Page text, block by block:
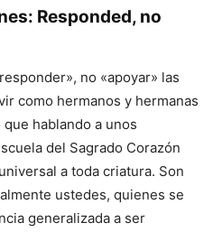
Responded, no
no «apoyar» las
como hermanos y hermanas
hablando a unos
del Sagrado Corazón
a toda criatura. Son
ustedes, quienes se
generalizada a ser